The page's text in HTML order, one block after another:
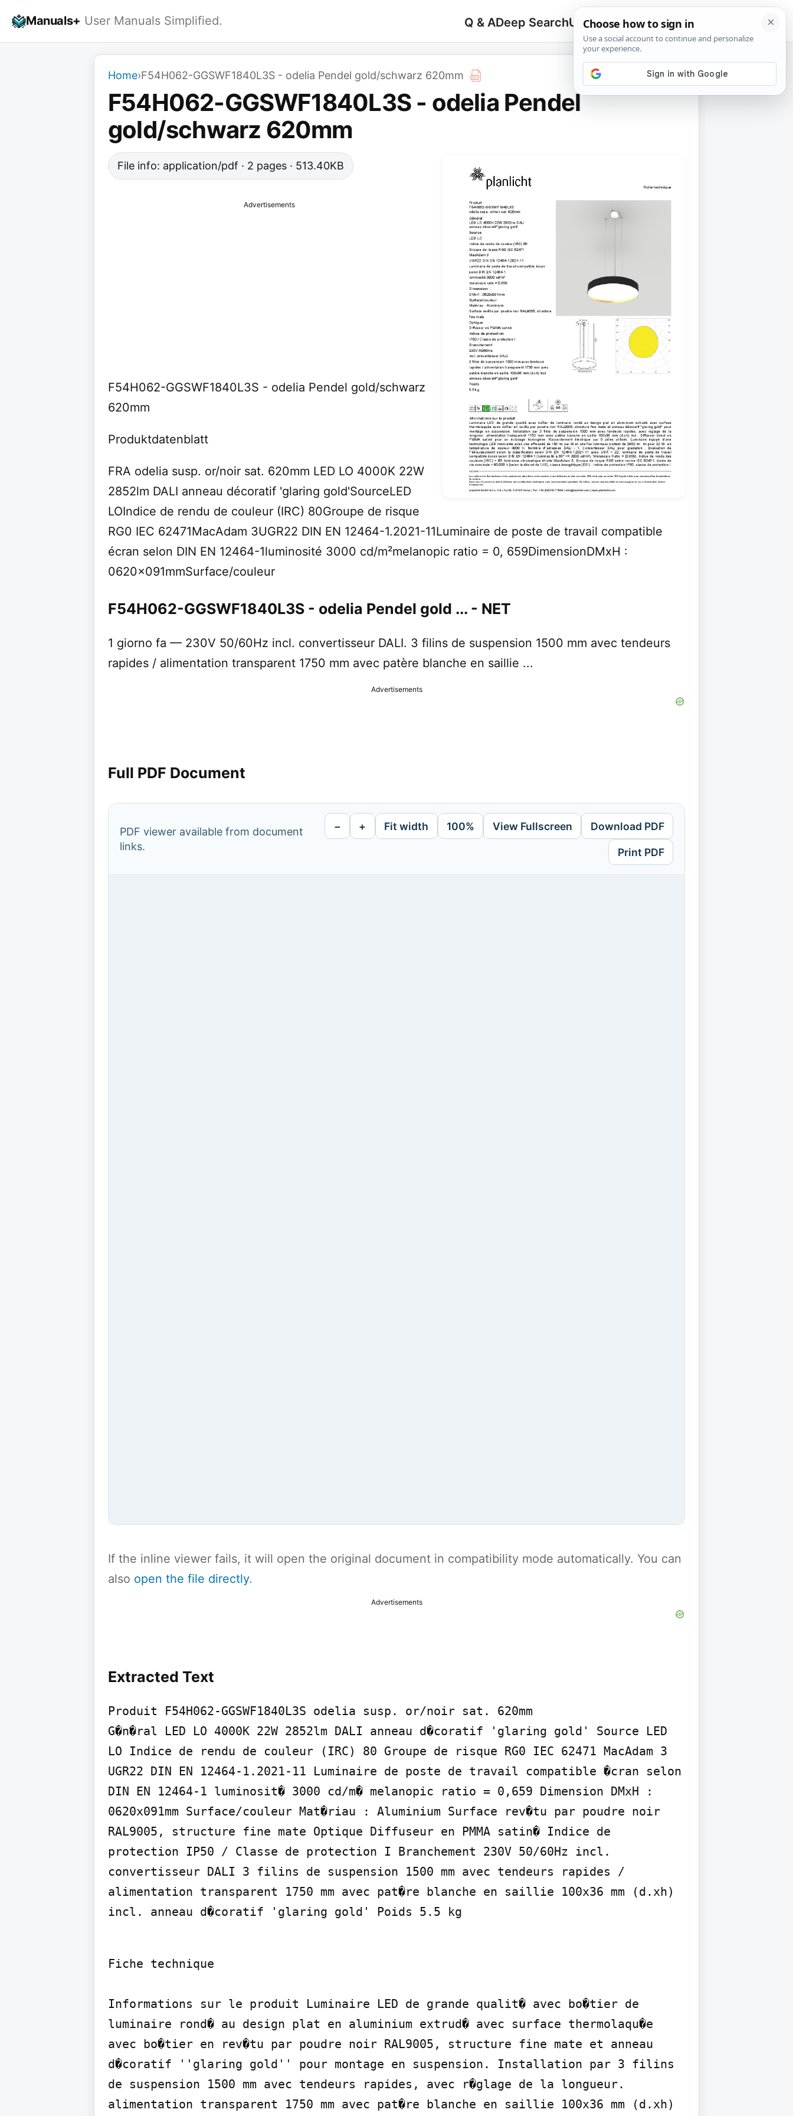
Manuals+ User Manuals Simplified. Q & ADeep SearchUpload
Search
for:
🔍
Home›F54H062-GGSWF1840L3S - odelia Pendel gold/schwarz 620mm
F54H062-GGSWF1840L3S - odelia Pendel
gold/schwarz 620mm
File info: application/pdf · 2 pages · 513.40KB
Advertisements
F54H062-GGSWF1840L3S - odelia Pendel gold/schwarz
620mm
Produktdatenblatt
FRA odelia susp. or/noir sat. 620mm LED LO 4000K 22W
2852lm DALI anneau décoratif 'glaring gold'SourceLED
LOIndice de rendu de couleur (IRC) 80Groupe de risque
RG0 IEC 62471MacAdam 3UGR22 DIN EN 12464-1.2021-11Luminaire de poste de travail compatible
écran selon DIN EN 12464-1luminosité 3000 cd/m²melanopic ratio = 0, 659DimensionDMxH :
0620x091mmSurface/couleur
F54H062-GGSWF1840L3S - odelia Pendel gold ... - NET
1 giorno fa — 230V 50/60Hz incl. convertisseur DALI. 3 filins de suspension 1500 mm avec tendeurs
rapides / alimentation transparent 1750 mm avec patère blanche en saillie ...
Advertisements
Full PDF Document
PDF viewer available from document
links.
− + Fit width 100% View Fullscreen Download PDF
Print PDF
If the inline viewer fails, it will open the original document in compatibility mode automatically. You can
also open the file directly.
Advertisements
Extracted Text
Produit F54H062-GGSWF1840L3S odelia susp. or/noir sat. 620mm
G�n�ral LED LO 4000K 22W 2852lm DALI anneau d�coratif 'glaring gold' Source LED
LO Indice de rendu de couleur (IRC) 80 Groupe de risque RG0 IEC 62471 MacAdam 3
UGR22 DIN EN 12464-1.2021-11 Luminaire de poste de travail compatible �cran selon
DIN EN 12464-1 luminosit� 3000 cd/m� melanopic ratio = 0,659 Dimension DMxH :
0620x091mm Surface/couleur Mat�riau : Aluminium Surface rev�tu par poudre noir
RAL9005, structure fine mate Optique Diffuseur en PMMA satin� Indice de
protection IP50 / Classe de protection I Branchement 230V 50/60Hz incl.
convertisseur DALI 3 filins de suspension 1500 mm avec tendeurs rapides /
alimentation transparent 1750 mm avec pat�re blanche en saillie 100x36 mm (d.xh)
incl. anneau d�coratif 'glaring gold' Poids 5.5 kg
Fiche technique
Informations sur le produit Luminaire LED de grande qualit� avec bo�tier de
luminaire rond� au design plat en aluminium extrud� avec surface thermolaqu�e
avec bo�tier en rev�tu par poudre noir RAL9005, structure fine mate et anneau
d�coratif ''glaring gold'' pour montage en suspension. Installation par 3 filins
de suspension 1500 mm avec tendeurs rapides, avec r�glage de la longueur.
alimentation transparent 1750 mm avec pat�re blanche en saillie 100x36 mm (d.xh)